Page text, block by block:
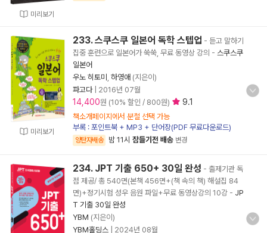
미리보기
미리보기
233. 스쿠스쿠 일본어 독학 스텝업 - 듣고 말하기
집중 훈련으로 일본어가 쑥쑥, 무료 동영상 강의 - 스쿠스쿠
일본어
우노 히토미
하영애 (지은이)
파고다| 2016년 07월
14,400원 (10% 할인 / 800원) 9.1
책소개페이지에서 분철 선택 가능
부록 : 포인트북 + MP3 + 단어장(PDF 무료다운로드)
양탄자배송 밤 11시 잠들기전 배송 변경
234. JPT 기출 650+ 30일 완성 - 출제기관 독
점 제공/ 총 540면(본책 456면+(책 속의 책) 해설집 84
면)+정기시험 성우 음원 파일+무료 동영상강의 10강 - JP
T 기출 30일 완성
YBM (지은이)
YBM홀딩스
2024년 08월